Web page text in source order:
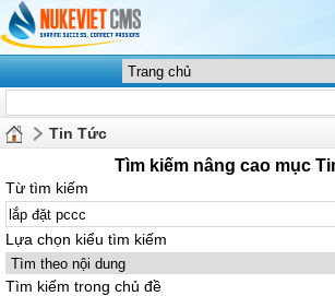
Tin Tức
Tìm kiếm nâng cao mục
Từ tìm kiếm
Lựa chọn kiểu tìm kiếm
Tìm kiếm trong chủ đề